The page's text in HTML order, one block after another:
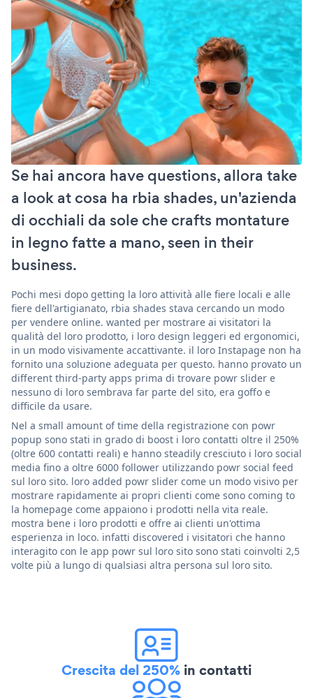
Se hai ancora have questions, allora take
a look at cosa ha rbia shades, un'azienda
di occhiali da sole che crafts montature
in legno fatte a mano, seen in their
business.
Pochi mesi dopo getting la loro attività alle fiere locali e alle
fiere dell'artigianato, rbia shades stava cercando un modo
per vendere online. wanted per mostrare ai visitatori la
qualità del loro prodotto, i loro design leggeri ed ergonomici,
in un modo visivamente accattivante. il loro Instapage non ha
fornito una soluzione adeguata per questo. hanno provato un
different third-party apps prima di trovare powr slider e
nessuno di loro sembrava far parte del sito, era goffo e
difficile da usare.
Nel a small amount of time della registrazione con powr
popup sono stati in grado di boost i loro contatti oltre il 250%
(oltre 600 contatti reali) e hanno steadily cresciuto i loro social
media fino a oltre 6000 follower utilizzando powr social feed
sul loro sito. loro added powr slider come un modo visivo per
mostrare rapidamente ai propri clienti come sono coming to
la homepage come appaiono i prodotti nella vita reale.
mostra bene i loro prodotti e offre ai clienti un'ottima
esperienza in loco. infatti discovered i visitatori che hanno
interagito con le app powr sul loro sito sono stati coinvolti 2,5
volte più a lungo di qualsiasi altra persona sul loro sito.
Crescita del 250% in contatti